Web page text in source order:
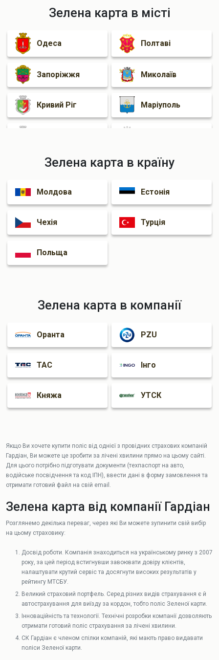
Зелена карта в місті
Одеса Полтаві
Запоріжжя Миколаїв
Кривий Ріг Маріуполь
Рівному Кам'янське
Краматорськ
Зелена карта в країну
Молдова Естонія
Чехія Турція
Польща
Зелена карта в компанії
Оранта PZU
ТАС Інго
Княжа УТСК
Якщо Ви хочете купити поліс від однієї з провідних страхових компаній
Гардіан, Ви можете це зробити за лічені хвилини прямо на цьому сайті.
Для цього потрібно підготувати документи (техпаспорт на авто,
водійське посвідчення та код ІПН), ввести дані в форму замовлення та
отримати готовий файл на свій email.
Зелена карта від компанії Гардіан
Розглянемо декілька переваг, через які Ви можете зупинити свій вибір
на цьому страховику:
Досвід роботи. Компанія знаходиться на українському ринку з 2007
року, за цей період встигнувши завоювати довіру клієнтів,
налаштувати крутий сервіс та досягнути високих результатів у
рейтингу МТСБУ.
Великий страховий портфель. Серед різних видів страхування є й
автострахування для виїзду за кордон, тобто поліс Зеленої карти.
Інноваційність та технології. Технічні розробки компанії дозволяють
отримати готовий поліс страхування за лічені хвилини.
СК Гардіан є членом спілки компаній, які мають право видавати
поліси Зеленої карти.